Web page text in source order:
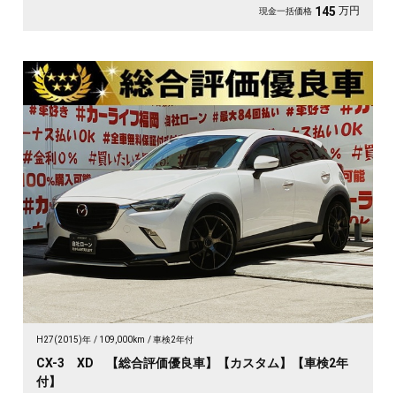
現金一括価格 145 万円
H27(2015)年 109,000km 車検2年付
CX-3 XD 【総合評価優良車】【カスタム】【車検2年
付】